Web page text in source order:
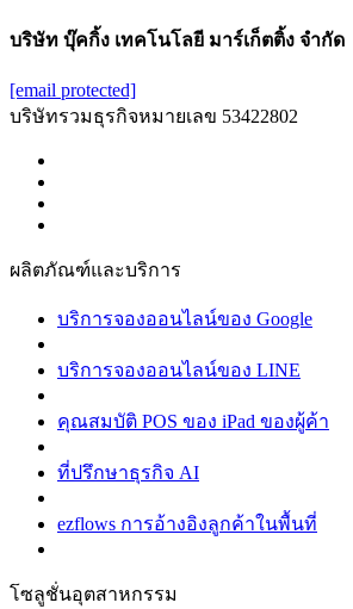
บริษัท บุ๊คกิ้ง เทคโนโลยี มาร์เก็ตติ้ง จำกัด
[email protected]
บริษัทรวมธุรกิจหมายเลข 53422802
ผลิตภัณฑ์และบริการ
บริการจองออนไลน์ของ Google
บริการจองออนไลน์ของ LINE
คุณสมบัติ POS ของ iPad ของผู้ค้า
ที่ปรึกษาธุรกิจ AI
ezflows การอ้างอิงลูกค้าในพื้นที่
โซลูชั่นอุตสาหกรรม